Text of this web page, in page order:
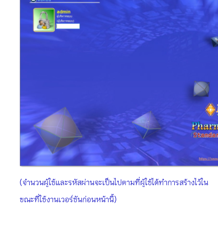
(จำนวนผู้ใช้และรหัสผ่านจะเป็นไปตามที่ผู้ใช้ได้ทำการสร้างไว้ใน
ขณะที่ใช้งานเวอร์ชันก่อนหน้านี้)